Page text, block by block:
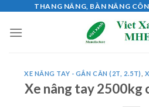
content
THANG NÂNG, BÀN NÂNG
XE NÂNG TAY - GẮN CÂN (2T, 2.5T) ,
Xe nâng tay 2500kg